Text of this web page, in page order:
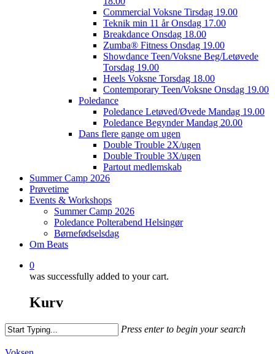
Commercial Voksne Tirsdag 19.00
Teknik min 11 år Onsdag 17.00
Breakdance Onsdag 18.00
Zumba® Fitness Onsdag 19.00
Showdance Teen/Voksne Beg/Letøvede
Torsdag 19.00
Heels Voksne Torsdag 18.00
Contemporary Teen/Voksne Onsdag 19.00
Poledance
Poledance Letøved/Øvede Mandag 19.00
Poledance Begynder Mandag 20.00
Dans flere gange om ugen
Double Trouble 2X/ugen
Double Trouble 3X/ugen
Partout medlemskab
Summer Camp 2026
Prøvetime
Events & Workshops
Summer Camp 2026
Poledance Polterabend Helsingør
Børnefødselsdag
Om Beats
0
was successfully added to your cart.
Kurv
Press enter to begin your search
Search